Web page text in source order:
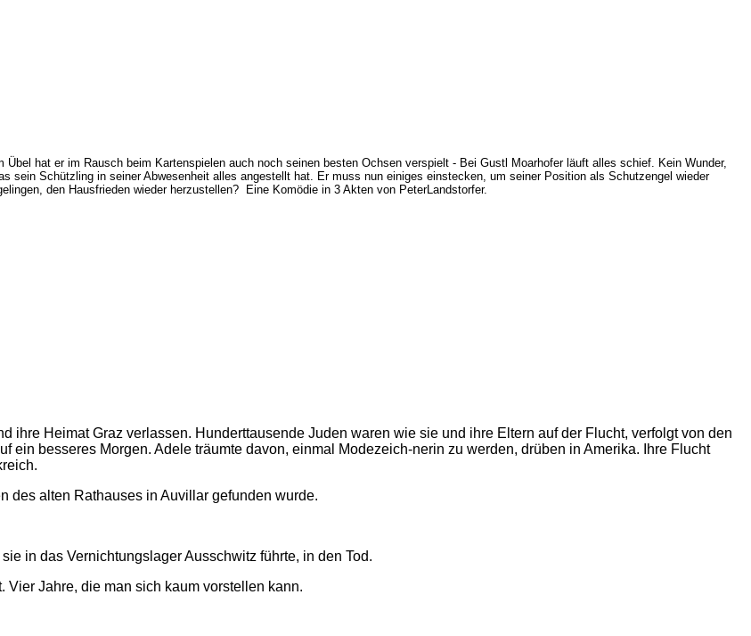
hat er im Rausch beim Kartenspielen auch noch seinen besten Ochsen verspielt - Bei Gustl Moarhofer läuft alles schief. Kein Wunder,
sein Schützling in seiner Abwesenheit alles angestellt hat. Er muss nun einiges einstecken, um seiner Position als Schutzengel wieder
den Hausfrieden wieder herzustellen? Eine Komödie in 3 Akten von PeterLandstorfer.
ihre Heimat Graz verlassen. Hunderttausende Juden waren wie sie und ihre Eltern auf der Flucht, verfolgt von den
ein besseres Morgen. Adele träumte davon, einmal Modezeich-nerin zu werden, drüben in Amerika. Ihre Flucht
des alten Rathauses in Auvillar gefunden wurde.
in das Vernichtungslager Ausschwitz führte, in den Tod.
Jahre, die man sich kaum vorstellen kann.